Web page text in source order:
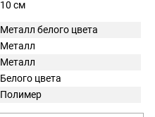
10 см
Металл белого цвета
Металл
Металл
Белого цвета
Полимер